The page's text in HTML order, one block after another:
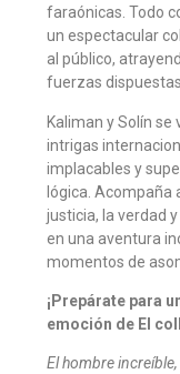
faraónicas. Todo
un espectacular
al público,
fuerzas
Kaliman y Solín se
intrigas
implacables y
lógica. Acompaña
justicia, la verdad
en una aventura
momentos de
¡Prepárate para
emoción de El
El hombre